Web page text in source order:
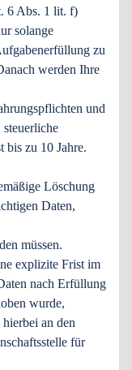
6 Abs. 1 lit. f)
solange
zu
werden Ihre
und
bis zu 10 Jahre.
Löschung
Daten,
müssen.
explizite Frist im
nach Erfüllung
wurde,
an den
für